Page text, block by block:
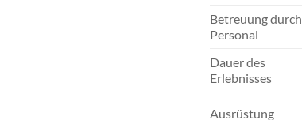
Betreuung durch
Personal
Dauer des
Erlebnisses
Ausrüstung